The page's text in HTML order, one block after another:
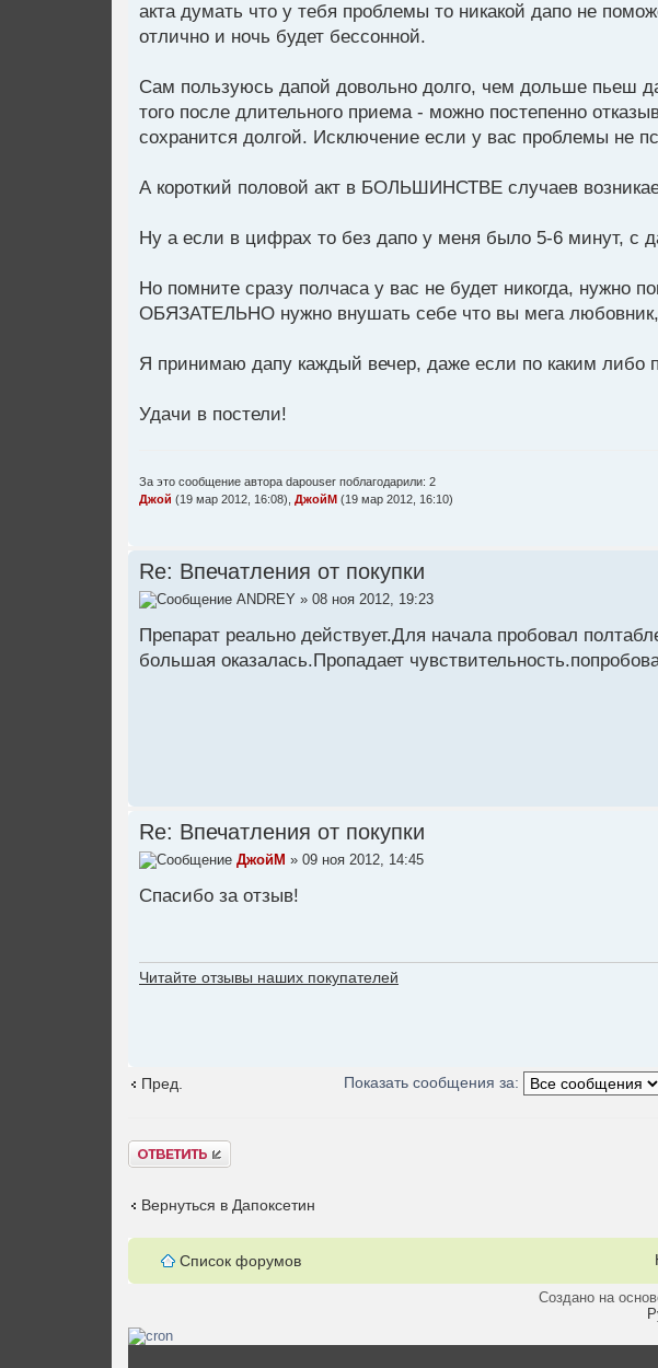
акта думать что у тебя проблемы то никакой дапо не
отлично и ночь будет бессонной.
Сам пользуюсь дапой довольно долго, чем дольше пьеш
того после длительного приема - можно постепенно
сохранится долгой. Исключение если у вас проблемы не
А короткий половой акт в БОЛЬШИНСТВЕ случаев
Ну а если в цифрах то без дапо у меня было 5-6 минут, с
Но помните сразу полчаса у вас не будет никогда, нужно
ОБЯЗАТЕЛЬНО нужно внушать себе что вы мега любовник,
Я принимаю дапу каждый вечер, даже если по каким либо
Удачи в постели!
За это сообщение автора dapouser поблагодарили: 2
Джой (19 мар 2012, 16:08), ДжойМ (19 мар 2012, 16:10)
Re: Впечатления от покупки
ANDREY » 08 ноя 2012, 19:23
Препарат реально действует.Для начала пробовал
большая оказалась.Пропадает
Re: Впечатления от покупки
ДжойМ » 09 ноя 2012, 14:45
Спасибо за отзыв!
Читайте отзывы наших покупателей
Пред. Показать сообщения за:
Ответить
Вернуться в Дапоксетин
Список форумов
Создано на